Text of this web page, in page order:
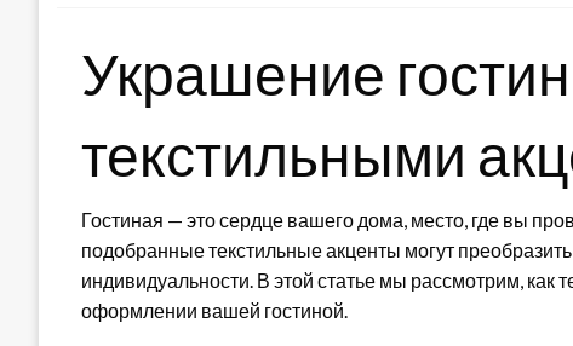
Украшение
текстильными
Гостиная — это сердце вашего дома, место, где вы
подобранные текстильные акценты могут
индивидуальности. В этой статье мы рассмотрим, как
оформлении вашей гостиной.